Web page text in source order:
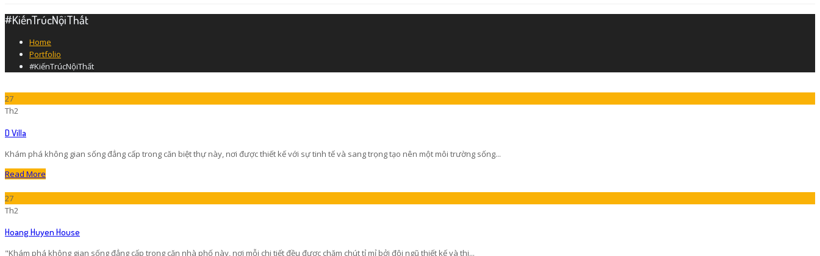
#KiếnTrúcNộiThất
Home
Portfolio
#KiếnTrúcNộiThất
27
Th2
D Villa
Khám phá không gian sống đẳng cấp trong căn biệt thự này, nơi được thiết kế với sự tinh tế và sang trọng tạo nên một môi trường sống...
Read More
27
Th2
Hoang Huyen House
"Khám phá không gian sống đẳng cấp trong căn nhà phố này, nơi mỗi chi tiết đều được chăm chút tỉ mỉ bởi đội ngũ thiết kế và thi...